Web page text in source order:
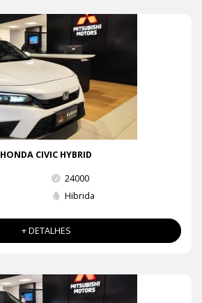
HONDA CIVIC HYBRID
24000
Hibrida
+ DETALHES